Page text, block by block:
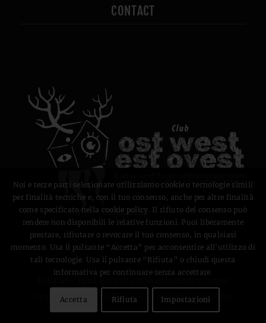
CONTACT
Kultur- und Kommunikationszentrum
Centro per la cultura e la comunicazione
Noi e terze parti selezionate utilizziamo cookie o tecnologie simili
per finalità tecniche e, con il tuo consenso, anche per altre finalità
come specificato nella cookie policy. Il rifiuto del consenso può
rendere non disponibili le relative funzioni. Puoi liberamente
prestare, rifiutare o revocare il tuo consenso, in qualsiasi
momento. Usa il pulsante “Accetta” per acconsentire all'utilizzo di
tali tecnologie. Usa il pulsante “Rifiuta” o chiudi questa
informativa per continuare senza accettare.
Accetta Rifiuta Impostazioni